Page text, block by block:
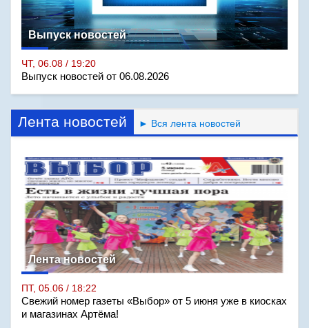
Выпуск новостей
ЧТ, 06.08 / 19:20
Выпуск новостей от 06.08.2026
Лента новостей ► Вся лента новостей
Лента новостей
ПТ, 05.06 / 18:22
Свежий номер газеты «Выбор» от 5 июня уже в киосках
и магазинах Артёма!